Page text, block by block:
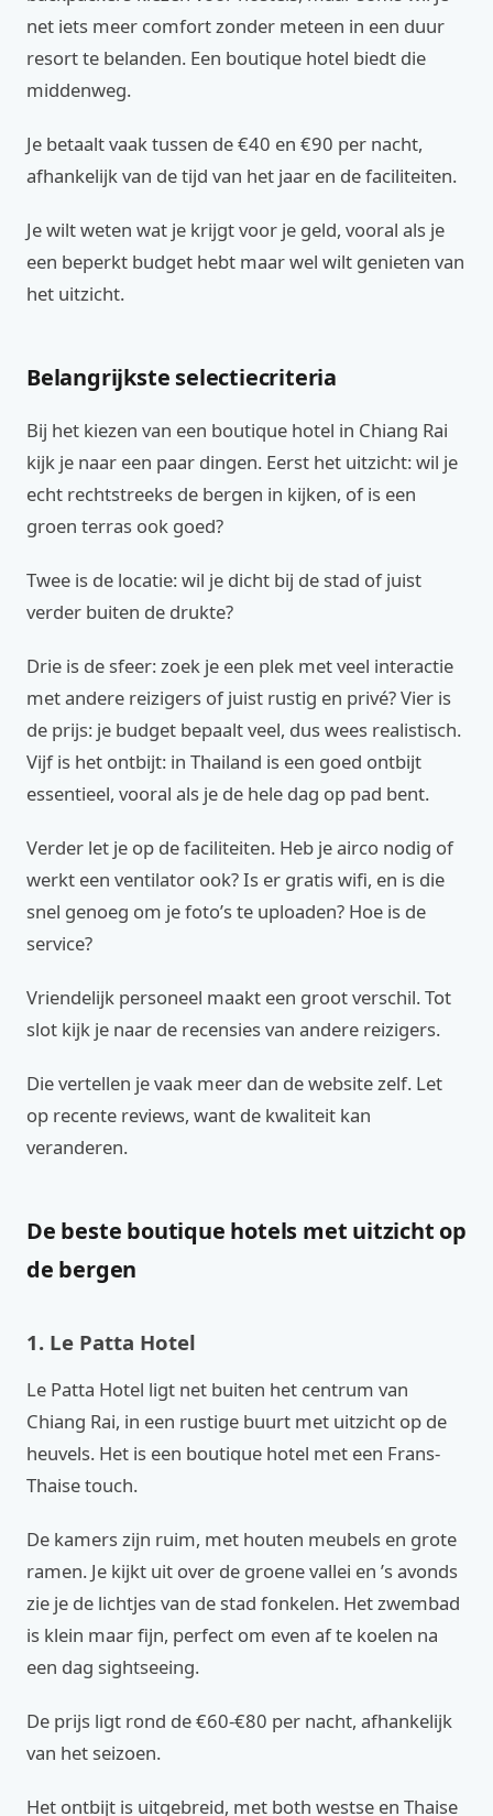
net iets meer comfort zonder meteen in een duur
resort te belanden. Een boutique hotel biedt die
middenweg.
Je betaalt vaak tussen de €40 en €90 per nacht,
afhankelijk van de tijd van het jaar en de faciliteiten.
Je wilt weten wat je krijgt voor je geld, vooral als je
een beperkt budget hebt maar wel wilt genieten van
het uitzicht.
Belangrijkste selectiecriteria
Bij het kiezen van een boutique hotel in Chiang Rai
kijk je naar een paar dingen. Eerst het uitzicht: wil je
echt rechtstreeks de bergen in kijken, of is een
groen terras ook goed?
Twee is de locatie: wil je dicht bij de stad of juist
verder buiten de drukte?
Drie is de sfeer: zoek je een plek met veel interactie
met andere reizigers of juist rustig en privé? Vier is
de prijs: je budget bepaalt veel, dus wees realistisch.
Vijf is het ontbijt: in Thailand is een goed ontbijt
essentieel, vooral als je de hele dag op pad bent.
Verder let je op de faciliteiten. Heb je airco nodig of
werkt een ventilator ook? Is er gratis wifi, en is die
snel genoeg om je foto’s te uploaden? Hoe is de
service?
Vriendelijk personeel maakt een groot verschil. Tot
slot kijk je naar de recensies van andere reizigers.
Die vertellen je vaak meer dan de website zelf. Let
op recente reviews, want de kwaliteit kan
veranderen.
De beste boutique hotels met uitzicht op
de bergen
1. Le Patta Hotel
Le Patta Hotel ligt net buiten het centrum van
Chiang Rai, in een rustige buurt met uitzicht op de
heuvels. Het is een boutique hotel met een Frans-
Thaise touch.
De kamers zijn ruim, met houten meubels en grote
ramen. Je kijkt uit over de groene vallei en ’s avonds
zie je de lichtjes van de stad fonkelen. Het zwembad
is klein maar fijn, perfect om even af te koelen na
een dag sightseeing.
De prijs ligt rond de €60-€80 per nacht, afhankelijk
van het seizoen.
Het ontbijt is uitgebreid, met both westse en Thaise